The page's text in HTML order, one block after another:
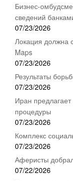
Бизнес-
сведений
07/23/2026
Локация должна
Maps
07/23/2026
Результаты
07/23/2026
Иран предлагает
процедуры
07/23/2026
Комплекс
07/23/2026
Аферисты
07/22/2026